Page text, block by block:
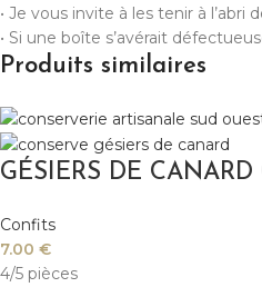
• Je vous invite à les tenir à l’abri
• Si une boîte s’avérait
Produits similaires
GÉSIERS DE
Confits
7.00 €
4/5 pièces